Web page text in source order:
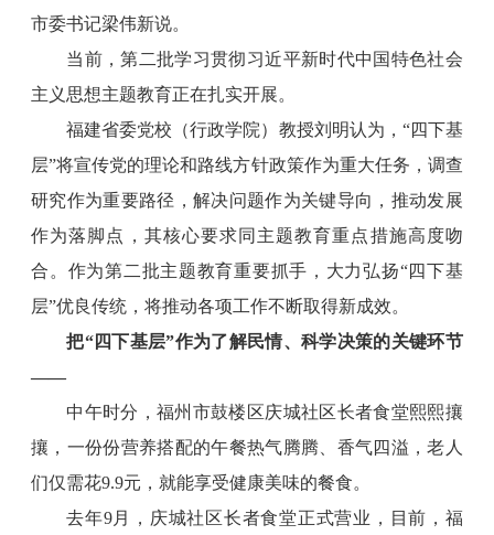
市委书记梁伟新说。
当前，第二批学习贯彻习近平新时代中国特色社会
主义思想主题教育正在扎实开展。
福建省委党校（行政学院）教授刘明认为，“四下基
层”将宣传党的理论和路线方针政策作为重大任务，调查
研究作为重要路径，解决问题作为关键导向，推动发展
作为落脚点，其核心要求同主题教育重点措施高度吻
合。作为第二批主题教育重要抓手，大力弘扬“四下基
层”优良传统，将推动各项工作不断取得新成效。
把“四下基层”作为了解民情、科学决策的关键环节
——
中午时分，福州市鼓楼区庆城社区长者食堂熙熙攘
攘，一份份营养搭配的午餐热气腾腾、香气四溢，老人
们仅需花9.9元，就能享受健康美味的餐食。
去年9月，庆城社区长者食堂正式营业，目前，福